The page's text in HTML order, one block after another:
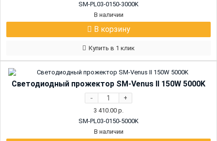
SM-PL03-0150-3000K
В наличии
В корзину
Купить в 1 клик
Светодиодный прожектор SM-Venus II 150W 5000K
- +
3 410.00 р.
SM-PL03-0150-5000K
В наличии